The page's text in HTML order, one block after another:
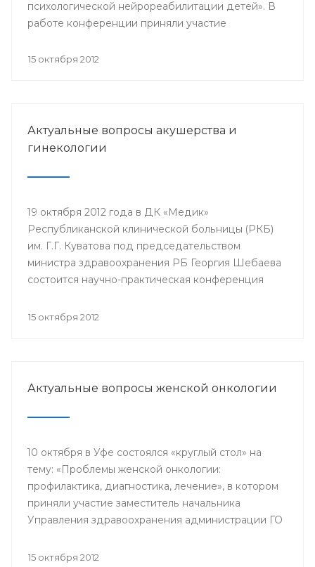
психологической нейрореабилитации детей». В
работе конференции приняли участие
Ралида Шакирова, главный внештатный
развития образования РБ Эльза Абуталипова, а
15 октября 2012
Актуальные вопросы акушерства и
гинекологии
19 октября 2012 года в ДК «Медик»
Республиканской клинической больницы (РКБ)
им. Г.Г. Куватова под председательством
министра здравоохранения РБ Георгия Шебаева
состоится научно-практическая конференция
посвященная 50-летнему юбилею
15 октября 2012
Актуальные вопросы женской онкологии
10 октября в Уфе состоялся «круглый стол» на
тему: «Проблемы женской онкологии:
профилактика, диагностика, лечение», в котором
приняли участие заместитель начальника
Управления здравоохранения администрации ГО
отделением операционной гинекологии
15 октября 2012